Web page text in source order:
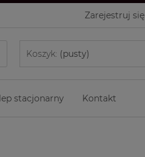
Zarejestruj się
Koszyk: (pusty)
stacjonarny Kontakt